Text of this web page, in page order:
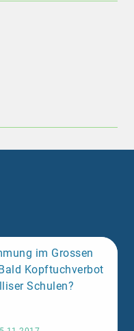
im Grossen
Kopftuchverbot
Schulen?